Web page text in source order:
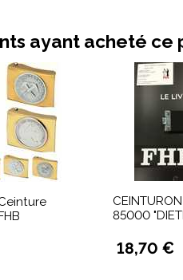
ayant acheté
85000
18,70 €